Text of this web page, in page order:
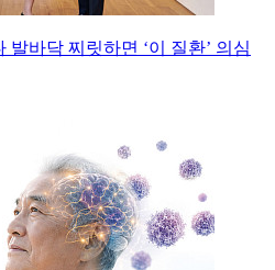
발바닥 찌릿하면 ‘이 질환’ 의심